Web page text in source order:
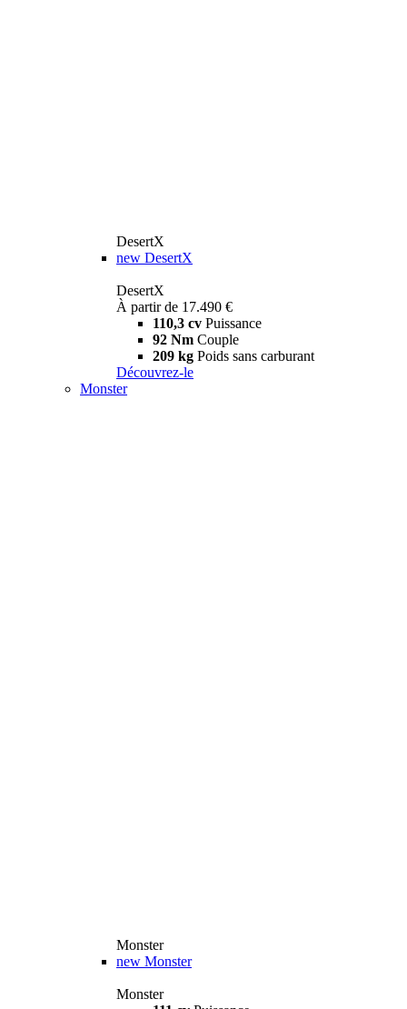
DesertX
new DesertX
DesertX
À partir de 17.490 €
110,3 cv Puissance
92 Nm Couple
209 kg Poids sans carburant
Découvrez-le
Monster
Monster
new Monster
Monster